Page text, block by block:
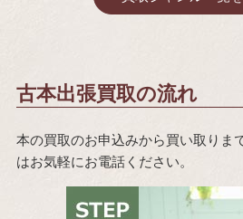
古本出張買取の流れ
本の買取のお申込みから買い取りま
はお気軽にお電話ください。